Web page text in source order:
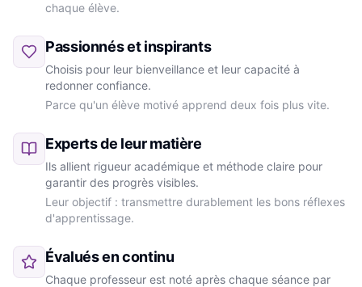
chaque élève.
Passionnés et inspirants
Choisis pour leur bienveillance et leur capacité à
redonner confiance.
Parce qu'un élève motivé apprend deux fois plus vite.
Experts de leur matière
Ils allient rigueur académique et méthode claire pour
garantir des progrès visibles.
Leur objectif : transmettre durablement les bons réflexes
d'apprentissage.
Évalués en continu
Chaque professeur est noté après chaque séance par